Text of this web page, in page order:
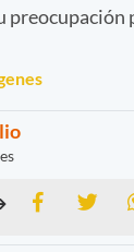
preocupación